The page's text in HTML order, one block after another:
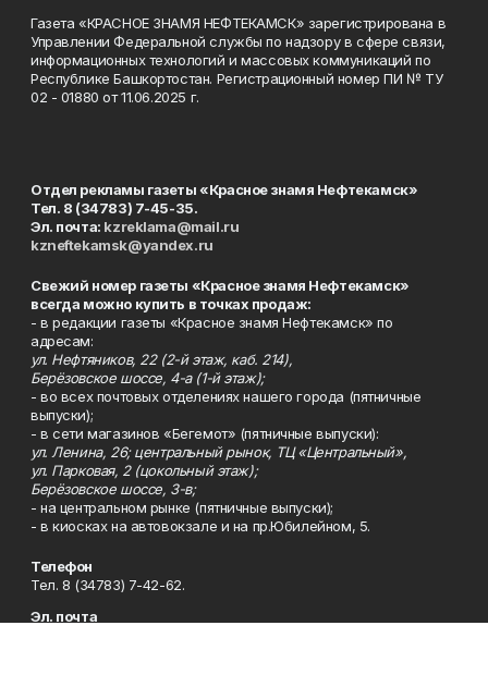
Газета «КРАСНОЕ ЗНАМЯ НЕФТЕКАМСК» зарегистрирована в
Управлении Федеральной службы по надзору в сфере связи,
информационных технологий и массовых коммуникаций по
Республике Башкортостан. Регистрационный номер ПИ № ТУ
02 - 01880 от 11.06.2025 г.
Отдел рекламы газеты «Красное знамя Нефтекамск»
Тел. 8 (34783) 7-45-35.
Эл. почта: kzreklama@mail.ru
kzneftekamsk@yandex.ru
Свежий номер газеты «Красное знамя Нефтекамск»
всегда можно купить в точках продаж:
- в редакции газеты «Красное знамя Нефтекамск» по
адресам:
ул. Нефтяников, 22 (2-й этаж, каб. 214),
Берёзовское шоссе, 4-а (1-й этаж);
- во всех почтовых отделениях нашего города (пятничные
выпуски);
- в сети магазинов «Бегемот» (пятничные выпуски):
ул. Ленина, 26; центральный рынок, ТЦ «Центральный»,
ул. Парковая, 2 (цокольный этаж);
Берёзовское шоссе, 3-в;
- на центральном рынке (пятничные выпуски);
- в киосках на автовокзале и на пр.Юбилейном, 5.
Телефон
Тел. 8 (34783) 7-42-62.
Эл. почта